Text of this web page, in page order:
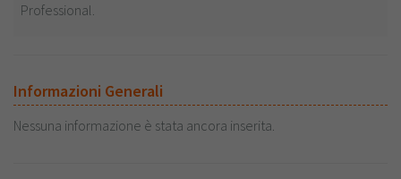
Professional.
Informazioni Generali
Nessuna informazione è stata ancora inserita.